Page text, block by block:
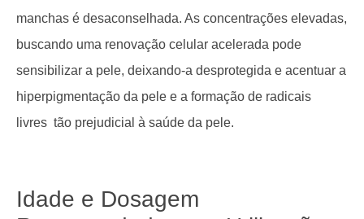
manchas é desaconselhada. As concentrações elevadas,
buscando uma renovação celular acelerada pode
sensibilizar a pele, deixando-a desprotegida e acentuar a
hiperpigmentação da pele e a formação de radicais
livres tão prejudicial à saúde da pele.
Idade e Dosagem